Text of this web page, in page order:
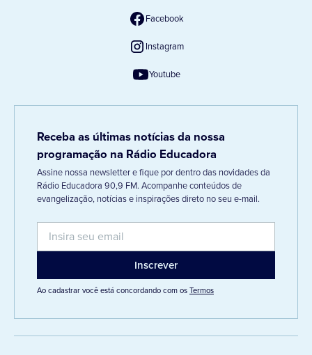
Facebook
Instagram
Youtube
Receba as últimas notícias da nossa
programação na Rádio Educadora
Assine nossa newsletter e fique por dentro das novidades da
Rádio Educadora 90,9 FM. Acompanhe conteúdos de
evangelização, notícias e inspirações direto no seu e-mail.
Ao cadastrar você está concordando com osTermos